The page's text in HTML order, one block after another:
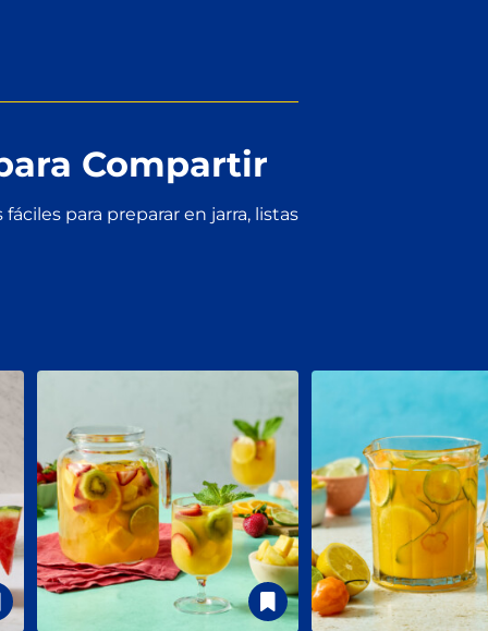
Compartir
fáciles para preparar en jarra, listas